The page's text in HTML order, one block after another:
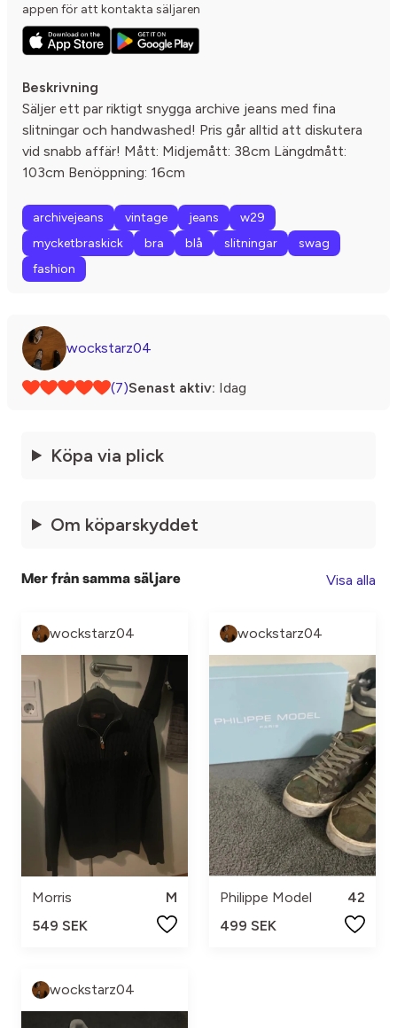
appen för att kontakta säljaren
Beskrivning
Säljer ett par riktigt snygga archive jeans med fina
slitningar och handwashed! Pris går alltid att diskutera
vid snabb affär! Mått: Midjemått: 38cm Längdmått:
103cm Benöppning: 16cm
archivejeans vintage jeans
w29
mycketbraskick
bra blå slitningar
swag
fashion
wockstarz04
(7)Senast aktiv: Idag
Köpa via plick
Om köparskyddet
Mer från samma säljare Visa alla
wockstarz04
Morris
M
549 SEK
wockstarz04
Philippe Model
42
499 SEK
wockstarz04